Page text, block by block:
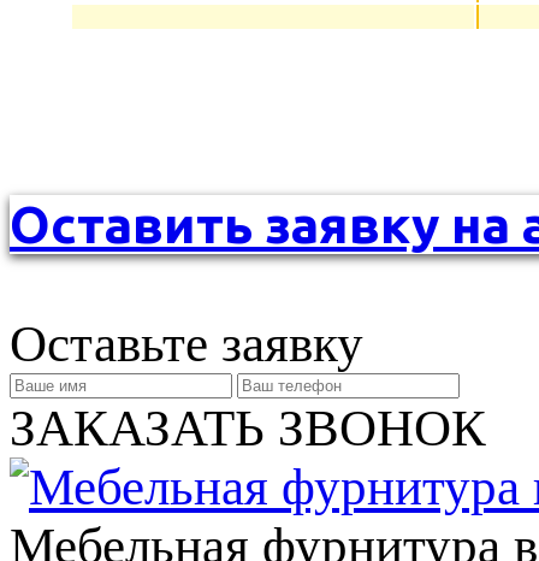
Оставить заявку на
Оставьте заявку
ЗАКАЗАТЬ ЗВОНОК
Мебельная фурнитура